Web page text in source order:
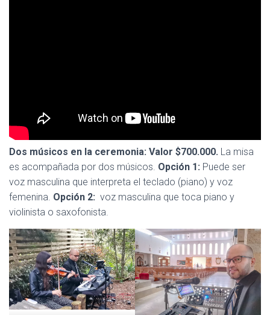
Dos músicos en la ceremonia: Valor $700.000. La misa
es acompañada por dos músicos. Opción 1: Puede ser
voz masculina que interpreta el teclado (piano) y voz
femenina. Opción 2: voz masculina que toca piano y
violinista o saxofonista.